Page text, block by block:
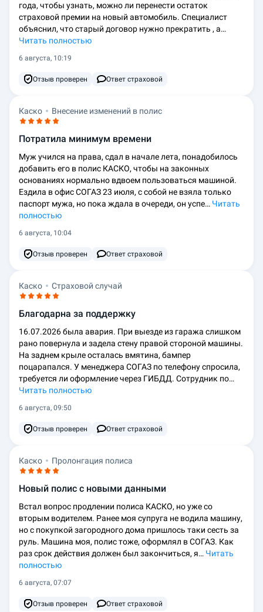
года, чтобы узнать, можно ли перенести остаток
страховой премии на новый автомобиль. Специалист
объяснил, что старый договор нужно прекратить , а…
Читать полностью
6 августа, 10:19
Отзыв проверен Ответ страховой
Каско Внесение изменений в полис
Потратила минимум времени
Муж учился на права, сдал в начале лета, понадобилось
добавить его в полис КАСКО, чтобы на законных
основаниях нормально вдвоем пользоваться машиной.
Ездила в офис СОГАЗ 23 июля, с собой не взяла только
паспорт мужа, но пока ждала в очереди, он успе… Читать
полностью
6 августа, 10:04
Отзыв проверен Ответ страховой
Каско Страховой случай
Благодарна за поддержку
16.07.2026 была авария. При выезде из гаража слишком
рано повернула и задела стену правой стороной машины.
На заднем крыле осталась вмятина, бампер
поцарапался. У менеджера СОГАЗ по телефону спросила,
требуется ли оформление через ГИБДД. Сотрудник по…
Читать полностью
6 августа, 09:50
Отзыв проверен Ответ страховой
Каско Пролонгация полиса
Новый полис с новыми данными
Встал вопрос продлении полиса КАСКО, но уже со
вторым водителем. Ранее моя супруга не водила машину,
но с покупкой загородного дома пришлось таки сесть за
руль. Машина моя, полис тоже, оформлял в СОГАЗ. Как
раз срок действия должен был закончиться, я… Читать
полностью
6 августа, 07:07
Отзыв проверен Ответ страховой